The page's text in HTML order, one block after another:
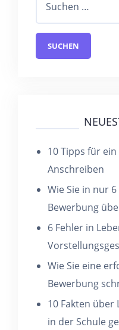
10 Tipps für
Anschreiben
Wie Sie in nur
Bewerbung
6 Fehler in
Wie Sie eine
Bewerbung
10 Fakten über
in der Schule